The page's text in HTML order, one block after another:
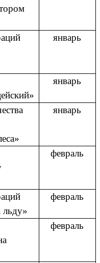
январь
январь
январь
февраль
льду»
февраль
февраль